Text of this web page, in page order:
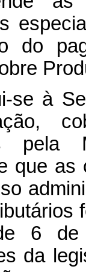
do
se à
pela
que as
6 de
da